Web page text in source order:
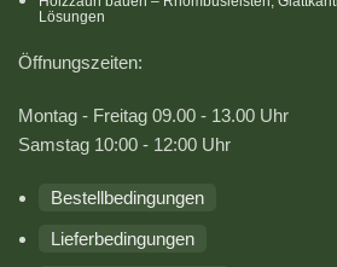
Lösungen
Öffnungszeiten:
Montag - Freitag 09.00 - 13.00 Uhr
Samstag 10:00 - 12:00 Uhr
Bestellbedingungen
Lieferbedingungen